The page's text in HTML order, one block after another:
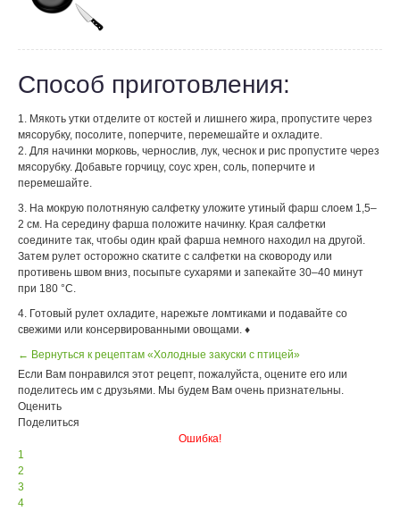
Способ приготовления:
1. Мякоть утки отделите от костей и лишнего жира, пропустите через
мясорубку, посолите, поперчите, перемешайте и охладите.
2. Для начинки морковь, чернослив, лук, чеснок и рис пропустите через
мясорубку. Добавьте горчицу, соус хрен, соль, поперчите и
перемешайте.
3. На мокрую полотняную салфетку уложите утиный фарш слоем 1,5–
2 см. На середину фарша положите начинку. Края салфетки
соедините так, чтобы один край фарша немного находил на другой.
Затем рулет осторожно скатите с салфетки на сковороду или
противень швом вниз, посыпьте сухарями и запекайте 30–40 минут
при 180 °С.
4. Готовый рулет охладите, нарежьте ломтиками и подавайте со
свежими или консервированными овощами. ♦
← Вернуться к рецептам «Холодные закуски с птицей»
Если Вам понравился этот рецепт, пожалуйста, оцените его или
поделитесь им с друзьями. Мы будем Вам очень признательны.
Оценить
Поделиться
Ошибка!
1
2
3
4